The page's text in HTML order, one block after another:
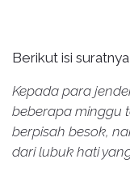
Berikut isi
Kepada para
beberapa minggu
berpisah besok,
dari lubuk hati